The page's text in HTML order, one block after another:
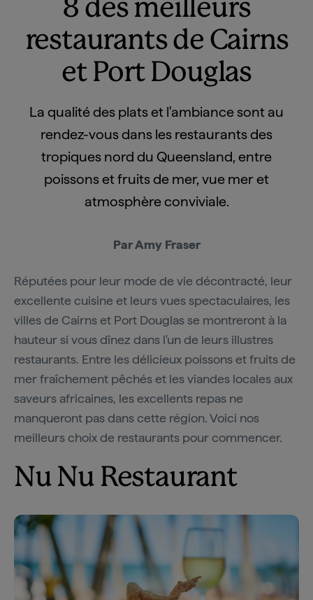
8 des meilleurs
restaurants de Cairns
et Port Douglas
La qualité des plats et l'ambiance sont au
rendez-vous dans les restaurants des
tropiques nord du Queensland, entre
poissons et fruits de mer, vue mer et
atmosphère conviviale.
Par Amy Fraser
Réputées pour leur mode de vie décontracté, leur
excellente cuisine et leurs vues spectaculaires, les
villes de Cairns et Port Douglas se montreront à la
hauteur si vous dînez dans l'un de leurs illustres
restaurants. Entre les délicieux poissons et fruits de
mer fraîchement pêchés et les viandes locales aux
saveurs africaines, les excellents repas ne
manqueront pas dans cette région. Voici nos
meilleurs choix de restaurants pour commencer.
Nu Nu Restaurant